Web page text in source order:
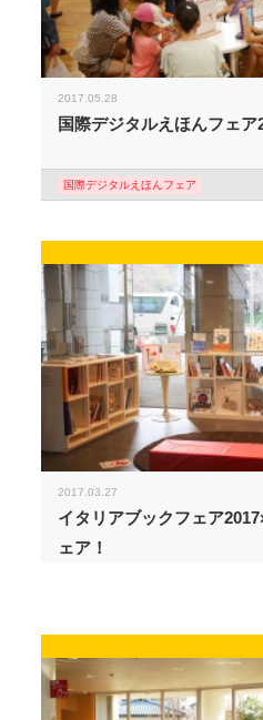
2017.05.28
国際デジタルえほんフェ
国際デジタルえほんフェア
2017.03.27
イタリアブックフェア
ェア！